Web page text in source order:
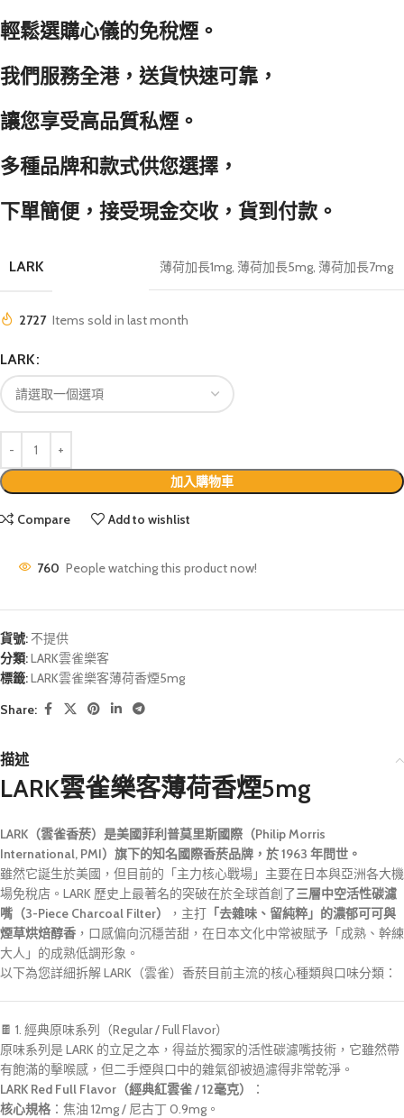
輕鬆選購心儀的免稅煙。
我們服務全港，送貨快速可靠，
讓您享受高品質私煙。
多種品牌和款式供您選擇，
下單簡便，接受現金交收，貨到付款。
LARK 薄荷加長1mg, 薄荷加長5mg, 薄荷加長7mg
2727 Items sold in last month
LARK
加入購物車
Compare Add to wishlist
760 People watching this product now!
貨號: 不提供
分類:LARK雲雀樂客
標籤:LARK雲雀樂客薄荷香煙5mg
Share:
描述
LARK雲雀樂客薄荷香煙5mg
LARK（雲雀香菸）是美國菲利普莫里斯國際（Philip Morris
International, PMI）旗下的知名國際香菸品牌，於 1963 年問世。
雖然它誕生於美國，但目前的「主力核心戰場」主要在日本與亞洲各大機
場免稅店。LARK 歷史上最著名的突破在於全球首創了三層中空活性碳濾
嘴（3-Piece Charcoal Filter）
，主打 「去雜味、留純粹」的濃郁可可與
煙草烘焙醇香 ，口感偏向沉穩苦甜，在日本文化中常被賦予「成熟、幹練
大人」的成熟低調形象 。
以下為您詳細拆解 LARK（雲雀）香菸目前主流的核心種類與口味分類：
🍫 1. 經典原味系列（Regular / Full Flavor）
原味系列是 LARK 的立足之本，得益於獨家的活性碳濾嘴技術，它雖然帶
有飽滿的擊喉感，但二手煙與口中的雜氣卻被過濾得非常乾淨。
LARK Red Full Flavor（經典紅雲雀 / 12毫克）
：
核心規格 ：焦油 12mg / 尼古丁 0.9mg。